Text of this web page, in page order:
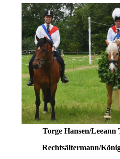
Torge Hansen/Leeann
Rechtsältermann/